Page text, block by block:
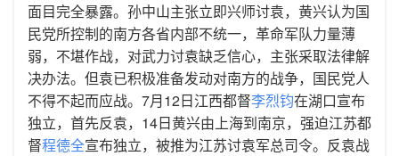
面目完全暴露。孙中山主张立即兴师讨袁，黄兴认为国
民党所控制的南方各省内部不统一，革命军队力量薄
弱，不堪作战，对武力讨袁缺乏信心，主张采取法律解
决办法。但袁已积极准备发动对南方的战争，国民党人
不得不起而应战。7月12日江西都督李烈钧在湖口宣布
独立，首先反袁，14日黄兴由上海到南京，强迫江苏都
督程德全宣布独立，被推为江苏讨袁军总司令。反袁战